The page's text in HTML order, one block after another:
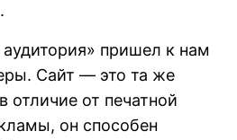
пришел к нам
Сайт — это та же
отличие от печатной
он способен